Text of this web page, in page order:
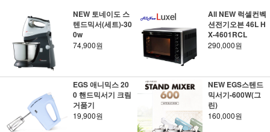
NEW 토네이도 스
텐드믹서(세트)-30
0w
74,900원
All NEW 럭셀컨벡
션전기오븐 46L H
X-4601RCL
290,000원
EGS 애니믹스 20
0 핸드믹서기 크림
거품기
19,900원
NEW EGS스텐드
믹서기-600W(그
린)
160,000원